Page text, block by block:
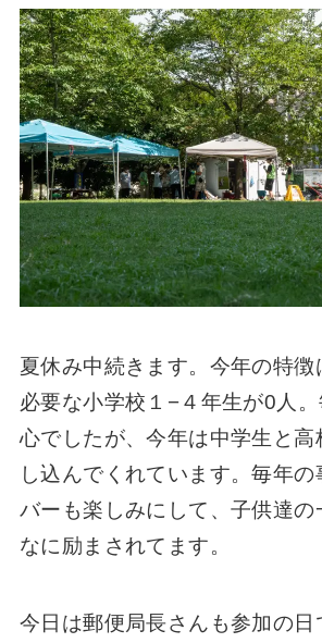
夏休み中続きます。今年の特
必要な小学校１−４年生が0人
心でしたが、今年は中学生と高
し込んでくれています。毎年
バーも楽しみにして、子供達の
なに励まされてます。
今日は郵便局長さんも参加の日